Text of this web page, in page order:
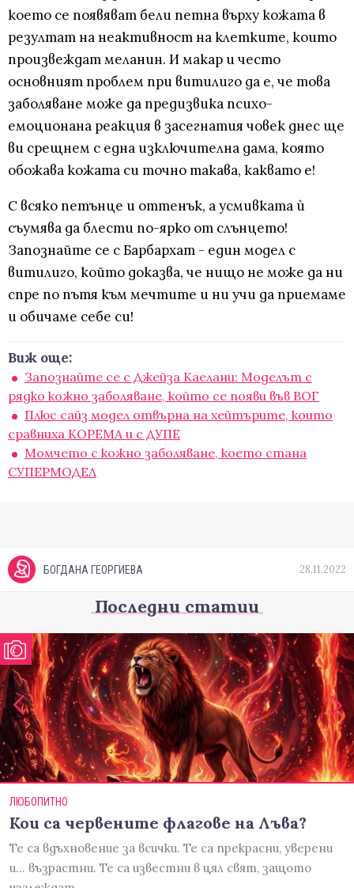
което се появяват бели петна върху кожата в
резултат на неактивност на клетките, които
произвеждат меланин. И макар и често
основният проблем при витилиго да е, че това
заболяване може да предизвика психо-
емоционана реакция в засегнатия човек днес ще
ви срещнем с една изключителна дама, която
обожава кожата си точно такава, каквато е!
С всяко петънце и оттенък, а усмивката ѝ
съумява да блести по-ярко от слънцето!
Запознайте се с Барбархат - един модел с
витилиго, който доказва, че нищо не може да ни
спре по пътя към мечтите и ни учи да приемаме
и обичаме себе си!
Виж още:
Запознайте се с Джейза Каелани: Моделът с
рядко кожно заболяване, който се появи във ВОГ
Плюс сайз модел отвърна на хейтърите, които
сравниха КОРЕМА и с ДУПЕ
Момчето с кожно заболяване, което стана
СУПЕРМОДЕЛ
БОГДАНА ГЕОРГИЕВА 28.11.2022
Последни статии
ЛЮБОПИТНО
Кои са червените флагове на Лъва?
Те са вдъхновение за всички. Те са прекрасни, уверени
и... възрастни. Те са известни в цял свят, защото